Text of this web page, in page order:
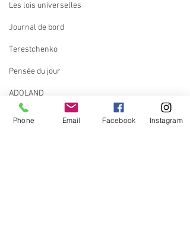
Les lois universelles
Journal de bord
Terestchenko
Pensée du jour
ADOLAND
Phone Email Facebook Instagram